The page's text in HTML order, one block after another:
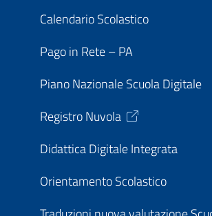
Calendario Scolastico
Pago in Rete – PA
Piano Nazionale Scuola Digitale
Registro Nuvola
Didattica Digitale Integrata
Orientamento Scolastico